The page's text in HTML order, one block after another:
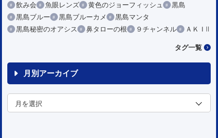
飲み会
魚眼レンズ 黄色のジョーフィッシュ
黒島
黒島ブルー
黒島ブルーカメ
黒島マンタ
黒島秘密のオアシス
鼻タローの根 ９チャンネル ＡＫＩⅡ
タグ一覧
月別アーカイブ